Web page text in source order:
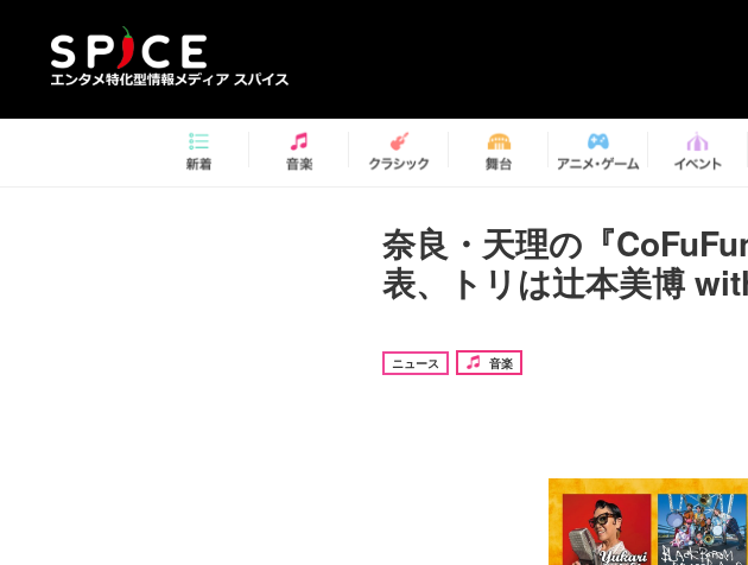
奈良・天理の『
表、トリは辻本美博
ニュース 音楽